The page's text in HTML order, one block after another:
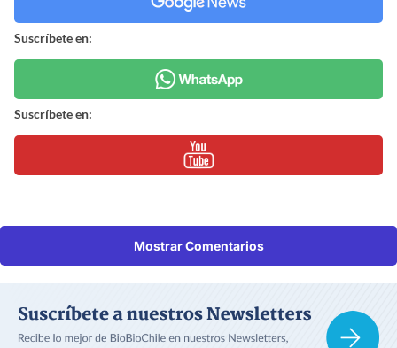
Suscríbete en:
Suscríbete en:
Mostrar Comentarios